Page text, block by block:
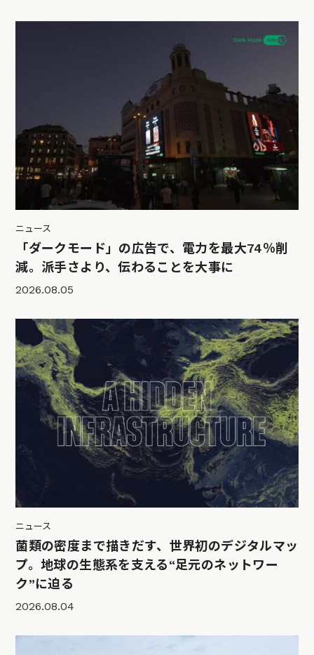
ニュース
「ダークモード」の広告で、電力を最大74％削
減。派手さより、伝わることを大事に
2026.08.05
ニュース
菌類の密度まで描きだす、世界初のデジタルマッ
プ。地球の生態系を支える“足元のネットワー
ク”に迫る
2026.08.04